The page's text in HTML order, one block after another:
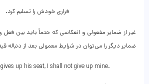
فراری خودش را تسلیم کرد.
غیر از ضمایر مفعولی و انعکاسی که حتماً باید بین فعل و
ضمایر دیگر را می‌توان در شرایط معمولی بعد از دنباله
up his seat, I shall not give up mine.